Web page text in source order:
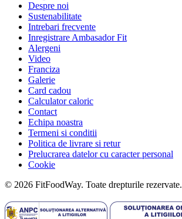
Despre noi
Sustenabilitate
Intrebari frecvente
Inregistrare Ambasador Fit
Alergeni
Video
Franciza
Galerie
Card cadou
Calculator caloric
Contact
Echipa noastra
Termeni si conditii
Politica de livrare si retur
Prelucrarea datelor cu caracter personal
Cookie
© 2026 FitFoodWay. Toate drepturile rezervate.